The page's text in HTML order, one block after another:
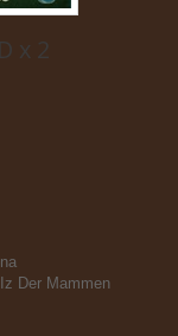
x 2
Der Mammen